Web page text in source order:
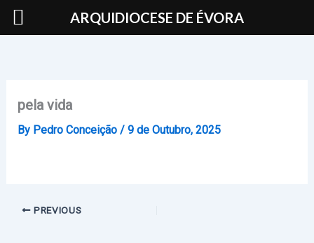
Skip
pela vida
By Pedro Conceição / 9 de Outubro, 2025
PREVIOUS
ARQUIDIOCESE DE ÉVORA